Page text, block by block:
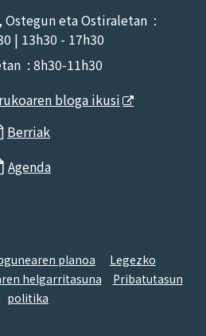
Ostegun eta Ostiraletan :
| 13h30 - 17h30
: 8h30-11h30
bloga ikusi
Berriak
Agenda
planoa
Legezko
helgarritasuna
Pribatutasun
politika